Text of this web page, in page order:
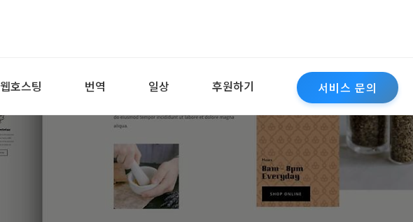
웹호스팅 번역 일상 후원하기 서비스 문의